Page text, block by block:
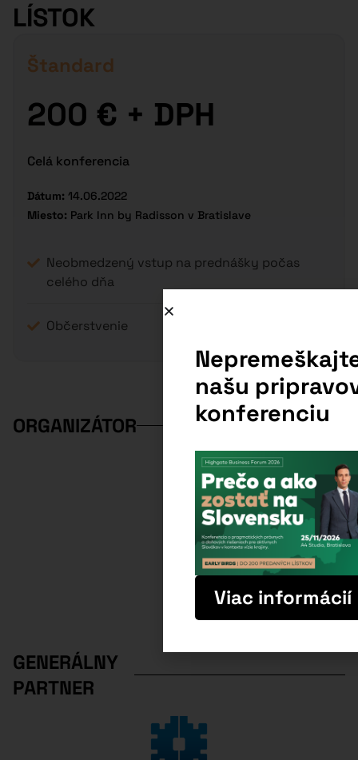
LÍSTOK
Štandard
200 € + DPH
Celá konferencia
Dátum: 14.06.2022
Miesto: Park Inn by Radisson v Bratislave
Neobmedzený vstup na prednášky počas
celého dňa
Občerstvenie
ORGANIZÁTOR
GENERÁLNY
PARTNER
našu
konferenciu
Viac informácií